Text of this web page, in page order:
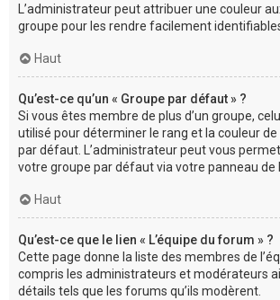
L’administrateur peut attribuer une couleur
groupe pour les rendre facilement
Haut
Qu’est-ce qu’un « Groupe par défaut » ?
Si vous êtes membre de plus d’un groupe,
utilisé pour déterminer le rang et la couleur
par défaut. L’administrateur peut vous
votre groupe par défaut via votre panneau de
Haut
Qu’est-ce que le lien « L’équipe du forum » ?
Cette page donne la liste des membres de
compris les administrateurs et modérateurs
détails tels que les forums qu’ils modèrent.